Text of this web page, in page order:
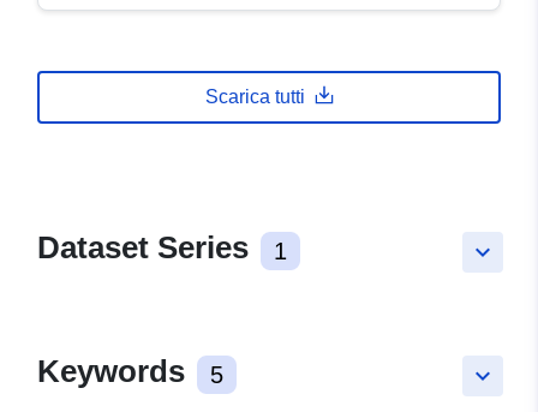
Scarica tutti
keyboard_arrow_down
Dataset Series 1
keyboard_arrow_down
Keywords 5